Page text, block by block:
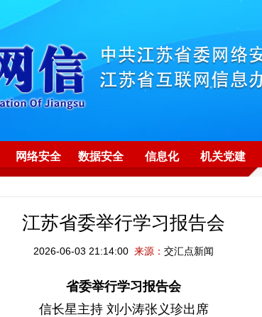
网络安全 数据安全 信息化 机关党建
江苏省委举行学习报告会
2026-06-03 21:14:00 来源： 交汇点新闻
省委举行学习报告会
信长星主持 刘小涛张义珍出席